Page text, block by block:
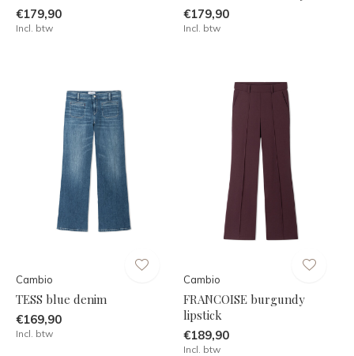
€179,90
Incl. btw
€179,90
Incl. btw
Cambio
TESS blue denim
€169,90
Incl. btw
Cambio
FRANCOISE burgundy
lipstick
€189,90
Incl. btw